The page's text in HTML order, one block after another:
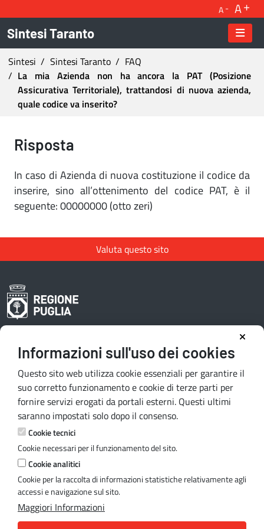
Informazioni sull'uso dei cookies
Questo sito web utilizza cookie essenziali per garantire il
suo corretto funzionamento e cookie di terze parti per
fornire servizi erogati da portali esterni. Questi ultimi
saranno impostati solo dopo il consenso.
Cookie tecnici
Cookie necessari per il funzionamento del sito.
Cookie analitici
Cookie per la raccolta di informazioni statistiche relativamente agli
accessi e navigazione sul sito.
Maggiori Informazioni
A A
Sintesi Taranto
Ti trovi in:
Sintesi Sintesi Taranto
FAQ
La mia Azienda non ha ancora la PAT (Posizione
Assicurativa Territoriale), trattandosi di nuova azienda,
quale codice va inserito?
La mia Azienda non ha ancora la PAT
Risposta
In caso di Azienda di nuova costituzione il codice da
inserire, sino all’ottenimento del codice PAT, è il
seguente: 00000000 (otto zeri)
Valuta questo sito
Area riservata redattori
Contatti e indirizzi
Lungomare N. Sauro, 33 - 70121 Bari
Via G. Gentile, 52 - 70126 Bari
Mail:quiregione@regione.puglia.it
PEC:serviziourp.regione@pec.rupar.puglia.it